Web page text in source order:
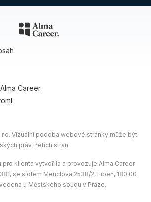
Career
Vizuální podoba webové stránky může být
práv třetích stran
pro klienta vytvořila a provozuje Alma Career
se sídlem Menclova 2538/2, Libeň, 180 00
u Městského soudu v Praze.